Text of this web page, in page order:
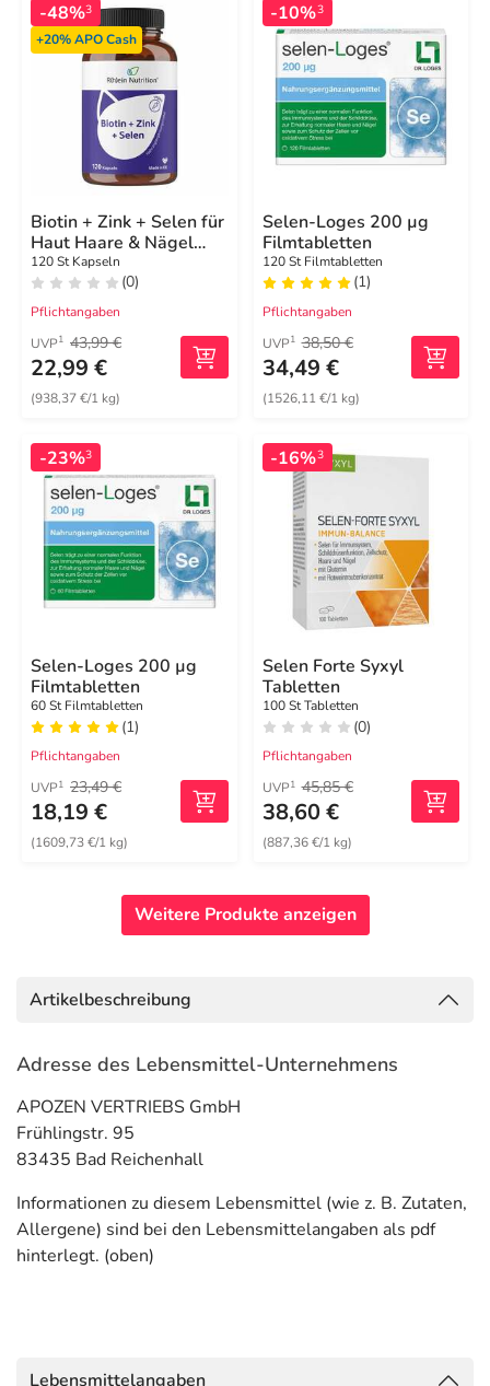
-48%3
+20%APO Cash
Biotin + Zink + Selen für
Haut Haare & Nägel
Kapseln
120 St Kapseln
(0)
Pflichtangaben
UVP1 43,99 €
22,99 €
(938,37 €/1 kg)
-10%3
Selen-Loges 200 µg
Filmtabletten
120 St Filmtabletten
(1)
Pflichtangaben
UVP1 38,50 €
34,49 €
(1526,11 €/1 kg)
-23%3
Selen-Loges 200 µg
Filmtabletten
60 St Filmtabletten
(1)
Pflichtangaben
UVP1 23,49 €
18,19 €
(1609,73 €/1 kg)
-16%3
Selen Forte Syxyl
Tabletten
100 St Tabletten
(0)
Pflichtangaben
UVP1 45,85 €
38,60 €
(887,36 €/1 kg)
Weitere Produkte anzeigen
Artikelbeschreibung
Adresse des Lebensmittel-Unternehmens
APOZEN VERTRIEBS GmbH
Frühlingstr. 95
83435 Bad Reichenhall
Informationen zu diesem Lebensmittel (wie z. B. Zutaten,
Allergene) sind bei den Lebensmittelangaben als pdf
hinterlegt. (oben)
Lebensmittelangaben